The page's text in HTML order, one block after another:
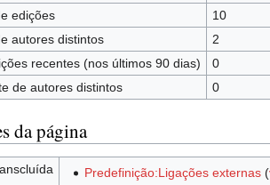
edições
10
autores distintos
2
recentes (nos últimos 90 dias)
0
de autores distintos
0
da página
Predefinição:Ligações externas(